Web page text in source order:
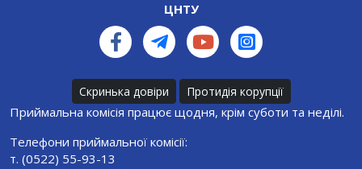
ЦНТУ
Скринька довіри Протидія корупції
Приймальна комісія працює щодня, крім суботи та неділі.
Телефони приймальної комісії:
т. (0522) 55-93-13